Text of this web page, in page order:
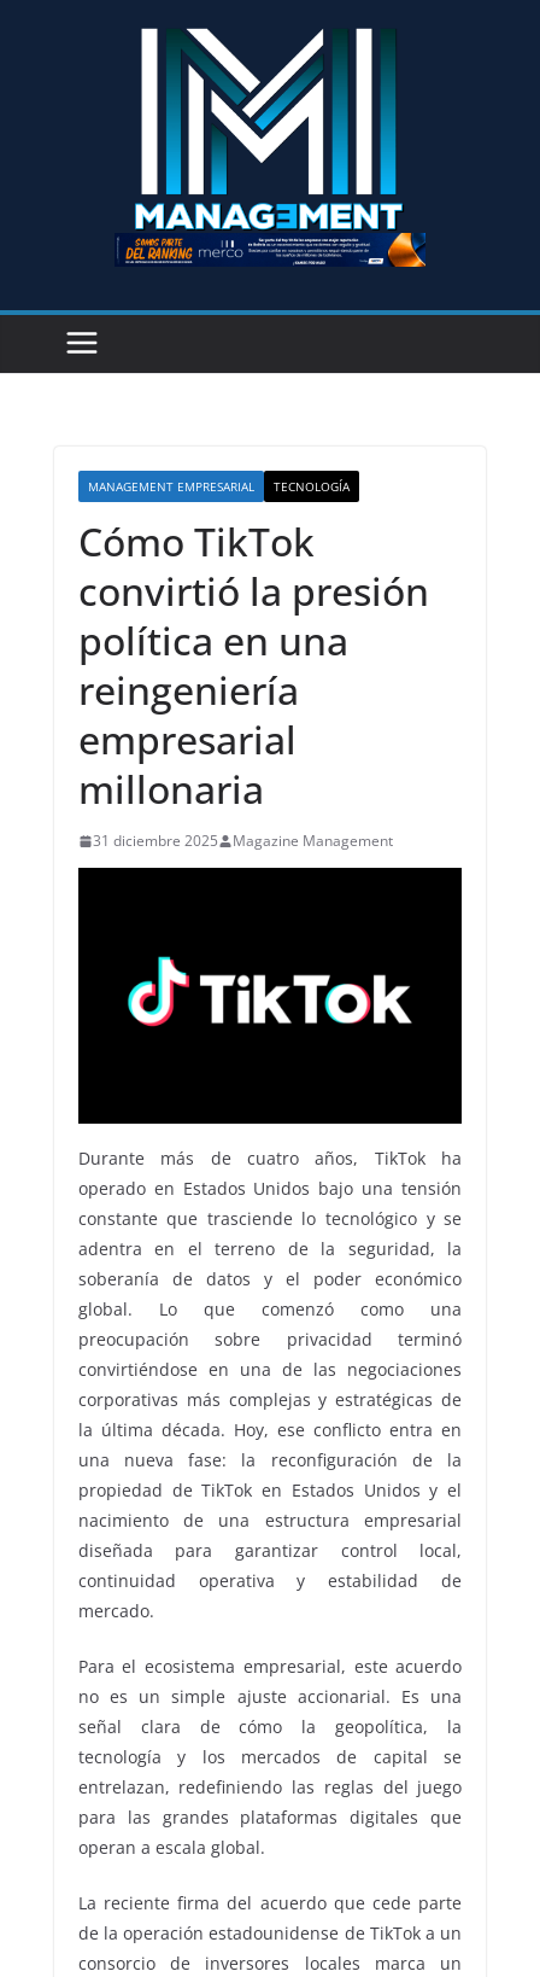
MANAGEMENT EMPRESARIAL TECNOLOGÍA
Cómo TikTok
convirtió la presión
política en una
reingeniería
empresarial
millonaria
31 diciembre 2025 Magazine Management
Durante más de cuatro años, TikTok ha
operado en Estados Unidos bajo una tensión
constante que trasciende lo tecnológico y se
adentra en el terreno de la seguridad, la
soberanía de datos y el poder económico
global. Lo que comenzó como una
preocupación sobre privacidad terminó
convirtiéndose en una de las negociaciones
corporativas más complejas y estratégicas de
la última década. Hoy, ese conflicto entra en
una nueva fase: la reconfiguración de la
propiedad de TikTok en Estados Unidos y el
nacimiento de una estructura empresarial
diseñada para garantizar control local,
continuidad operativa y estabilidad de
mercado.
Para el ecosistema empresarial, este acuerdo
no es un simple ajuste accionarial. Es una
señal clara de cómo la geopolítica, la
tecnología y los mercados de capital se
entrelazan, redefiniendo las reglas del juego
para las grandes plataformas digitales que
operan a escala global.
La reciente firma del acuerdo que cede parte
de la operación estadounidense de TikTok a un
consorcio de inversores locales marca un